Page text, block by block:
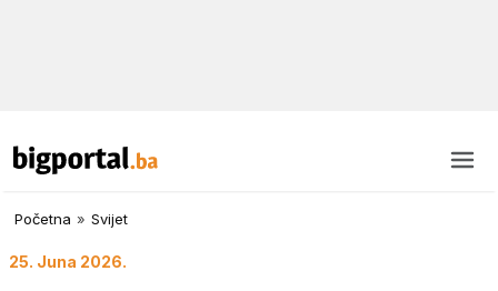
Početna » Svijet
25. Juna 2026.